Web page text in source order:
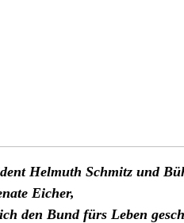
Helmuth Schmitz und
Eicher,
den Bund fürs Leben